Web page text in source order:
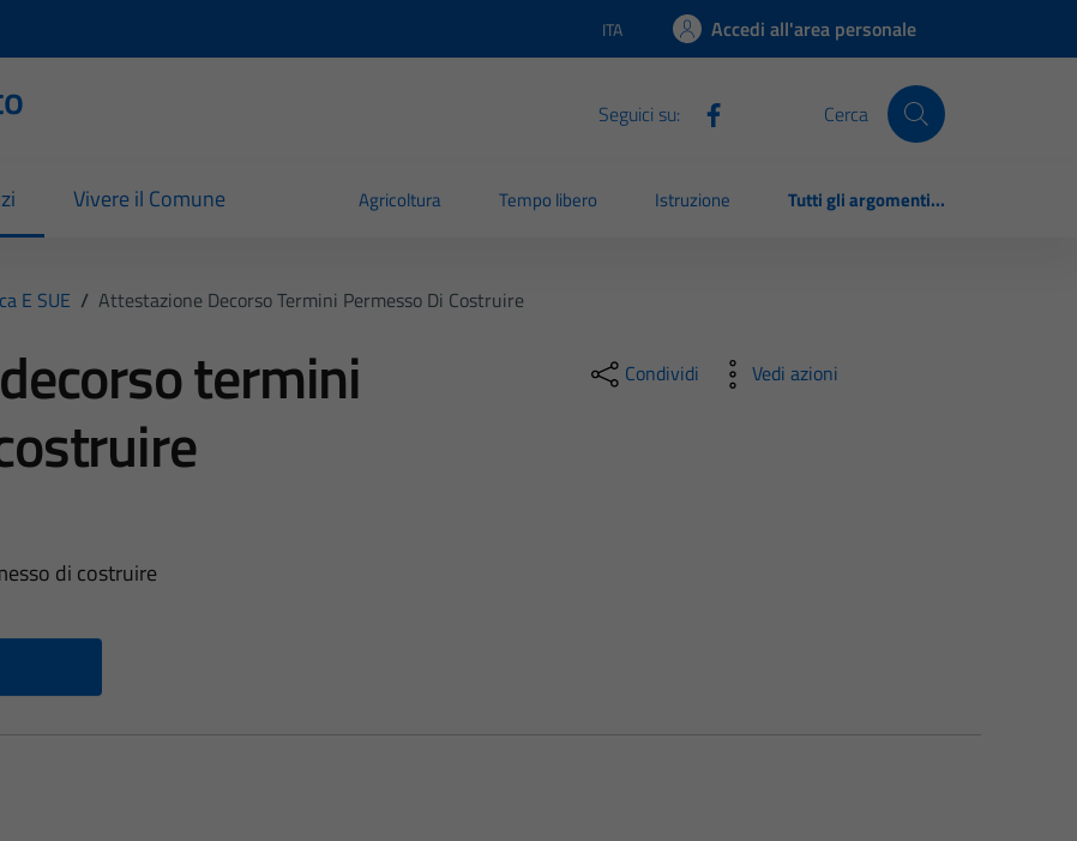
Lingua attiva:
ITA Accedi all'area personale
Seguici su: Cerca
Vivere il Comune Agricoltura Tempo libero Istruzione Tutti gli argomenti...
E SUE / Attestazione Decorso Termini Permesso Di Costruire
termini
di costruire
Condividi Vedi azioni